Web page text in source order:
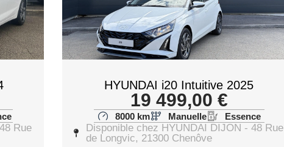
Rue
HYUNDAI i20 Intuitive 2025
19 499,00 €
8000 km Manuelle Essence
Disponible chez HYUNDAI DIJON - 48 Rue
de Longvic, 21300 Chenôve